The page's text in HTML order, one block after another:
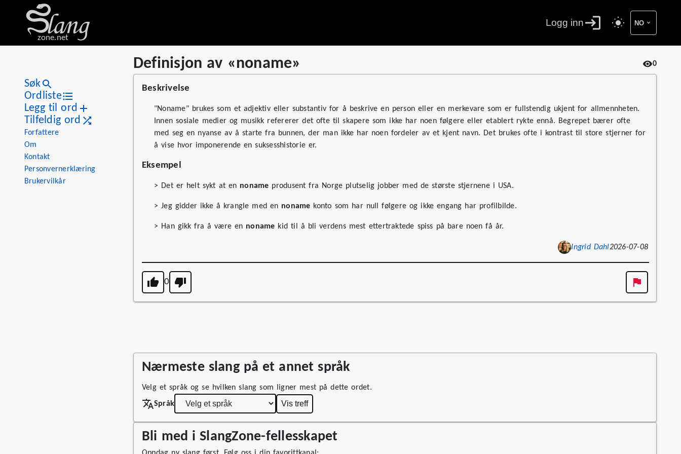
zone.net
Logg inn NO
Søk
Ordliste
Legg til ord
Tilfeldig ord
Forfattere
Om
Kontakt
Personvernerklæring
Brukervilkår
Definisjon av «noname»
0
Definisjon av «noname»
Stat
Value
Views
0
Definitions 1
First seen
2026
Beskrivelse
"Noname" brukes som et adjektiv eller substantiv for å beskrive en person eller en merkevare som er fullstendig ukjent for allmennheten.
Innen sosiale medier og musikk refererer det ofte til skapere som ikke har noen følgere eller etablert rykte ennå. Begrepet bærer ofte
med seg en nyanse av å starte fra bunnen, der man ikke har noen fordeler av et kjent navn. Det brukes ofte i kontrast til store stjerner for
å vise hvor imponerende en suksesshistorie er.
Eksempel
> Det er helt sykt at en noname produsent fra Norge plutselig jobber med de største stjernene i USA.
> Jeg gidder ikke å krangle med en noname konto som har null følgere og ikke engang har profilbilde.
> Han gikk fra å være en noname kid til å bli verdens mest ettertraktede spiss på bare noen få år.
Ingrid Dahl2026-07-08
0
Nærmeste slang på et annet språk
Velg et språk og se hvilken slang som ligner mest på dette ordet.
Språk
Vis treff
Bli med i SlangZone-fellesskapet